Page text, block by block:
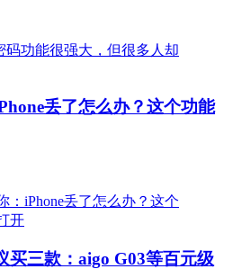
丢了怎么办？这个功能
买三款：aigo G03等百元级